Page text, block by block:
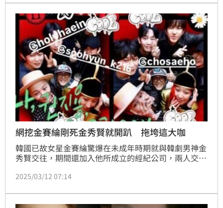
PO文，稱金賽綸當時其實打算公開兩人的一段情，藉
此反擊金秀賢公司對她的打壓欺凌，無奈最後仍狠不下
心。蔡維歆
網挖金賽綸剛死金秀賢就開趴 拖垮這大咖
韓國已故女星金賽綸驚爆在未成年時期就與韓劇男神金
秀賢交往，期間還加入他所成立的經紀公司，兩人交往
償，又在金賽綸身無分文之際向他追討該款項，家屬指
賢的人設，更挖出金秀賢不但沒有參加金賽綸的喪禮，
2025/03/12 07:14